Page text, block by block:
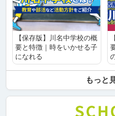
【保存版】川名中学校の概
要と特徴｜時をいかせる子
になれる
もっと